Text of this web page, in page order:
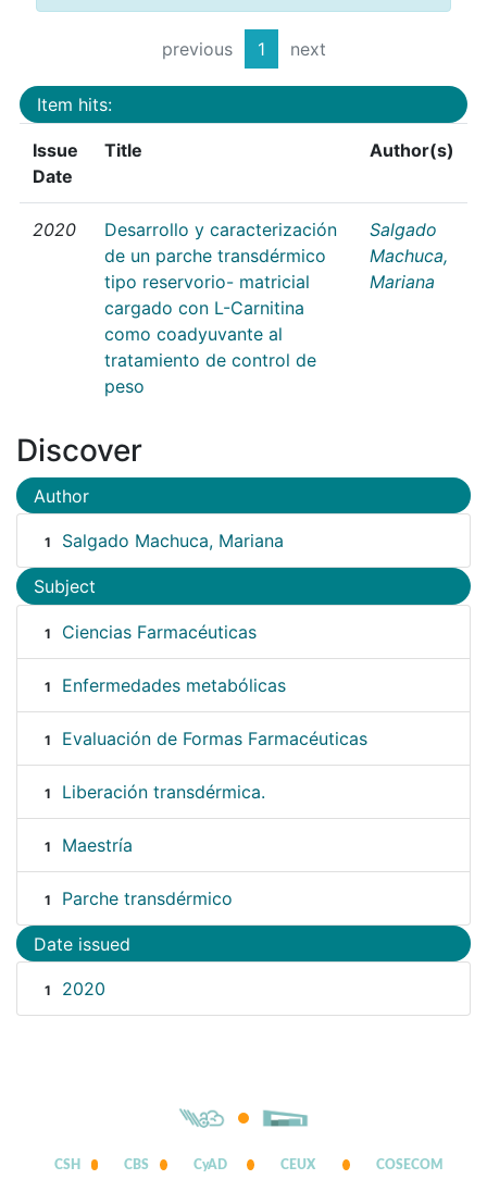
previous 1 next
Item hits:
Issue
Date
Title Author(s)
2020
Desarrollo y caracterización
de un parche transdérmico
tipo reservorio- matricial
cargado con L-Carnitina
como coadyuvante al
tratamiento de control de
peso
Salgado
Machuca,
Mariana
Discover
Author
1 Salgado Machuca, Mariana
Subject
1 Ciencias Farmacéuticas
1 Enfermedades metabólicas
1 Evaluación de Formas Farmacéuticas
1 Liberación transdérmica.
1 Maestría
1 Parche transdérmico
Date issued
1 2020
CSH CBS CyAD CEUX COSECOM